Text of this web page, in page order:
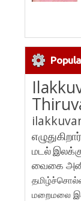
எழுதுகிறார்
மடல்
வைகை
மறைமலை